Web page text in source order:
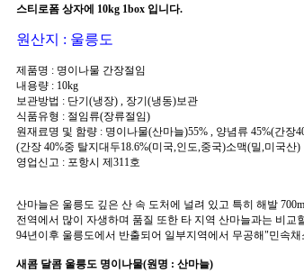
스티로폼 상자에 10kg 1box 입니다.
원산지 : 울릉도
제품명 : 명이나물 간장절임
내용량 : 10kg
보관방법 : 단기(냉장) , 장기(냉동)보관
식품유형 : 절임류(장류절임)
원재료명 및 함량 : 명이나물(산마늘)55% , 양념류 45%(간장
(간장 40%중 탈지대두18.6%(미국,인도,중국)소맥(밀,미국산)
영업신고 : 포항시 제311호
산마늘은 울릉도 깊은 산 속 도처에 널려 있고 특히 해발
전역에서 많이 자생하며 품질 또한 타 지역 산마늘과는 비교
94년이후 울릉도에서 반출되어 일부지역에서 무공해"민속
새콤 달콤 울릉도 명이나물(원명 : 산마늘)